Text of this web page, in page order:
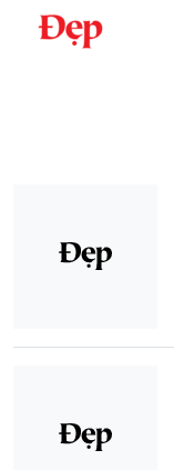
Chuyển